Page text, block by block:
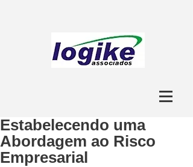
Estabelecendo uma
Abordagem ao Risco
Empresarial